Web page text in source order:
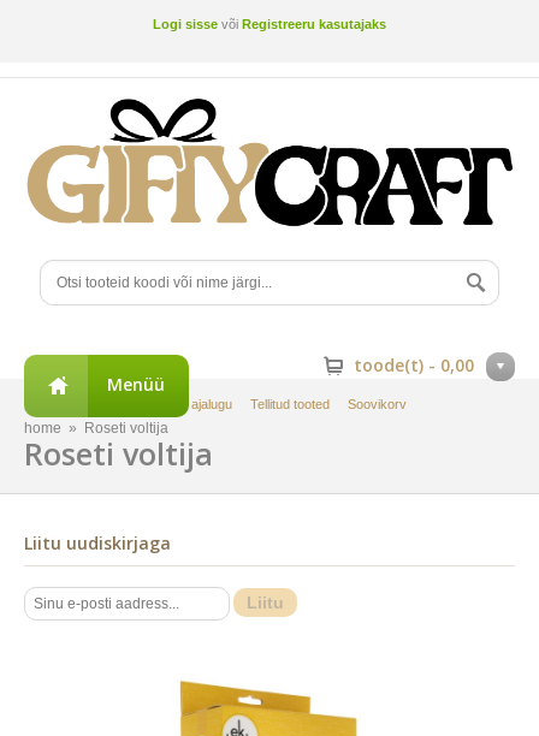
Logi sisse või Registreeru kasutajaks
toode(t) - 0,00
Tellimuste ajalugu Tellitud tooted Soovikorv
Menüü
home » Roseti voltija
Roseti voltija
Liitu uudiskirjaga
Liitu